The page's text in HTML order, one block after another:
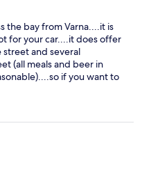
take plastic, cash only.
than out of Bulgaria. Be
straight from the
Triumph Taxi, and we
arrival, taxi man asked
hotel that the average
taste from the getgo.
the bay from Varna....it is
for your car....it does offer
street and several
(all meals and beer in
if you want to
to for our next
which is very
the lonely road....